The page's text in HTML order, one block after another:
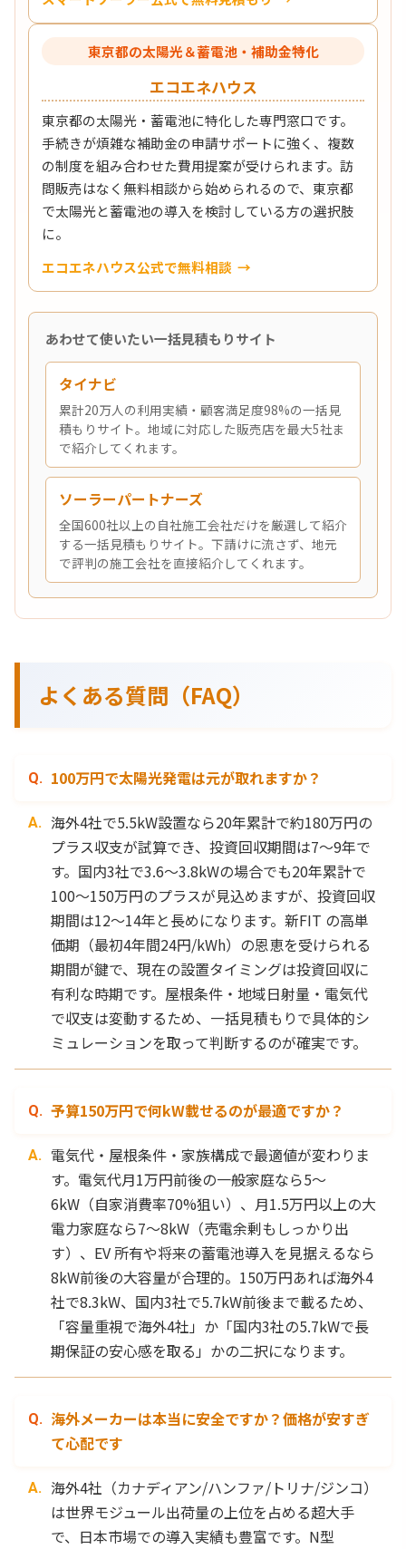
東京都の太陽光＆蓄電池・補助金特化
エコエネハウス
東京都の太陽光・蓄電池に特化した専門窓口です。
手続きが煩雑な補助金の申請サポートに強く、複数
の制度を組み合わせた費用提案が受けられます。訪
問販売はなく無料相談から始められるので、東京都
で太陽光と蓄電池の導入を検討している方の選択肢
に。
エコエネハウス公式で無料相談
あわせて使いたい一括見積もりサイト
タイナビ
累計20万人の利用実績・顧客満足度98%の一括見
積もりサイト。地域に対応した販売店を最大5社ま
で紹介してくれます。
ソーラーパートナーズ
全国600社以上の自社施工会社だけを厳選して紹介
する一括見積もりサイト。下請けに流さず、地元
で評判の施工会社を直接紹介してくれます。
よくある質問（FAQ）
100万円で太陽光発電は元が取れますか？
海外4社で5.5kW設置なら20年累計で約180万円の
プラス収支が試算でき、投資回収期間は7〜9年で
す。国内3社で3.6〜3.8kWの場合でも20年累計で
100〜150万円のプラスが見込めますが、投資回収
期間は12〜14年と長めになります。新FIT の高単
価期（最初4年間24円/kWh）の恩恵を受けられる
期間が鍵で、現在の設置タイミングは投資回収に
有利な時期です。屋根条件・地域日射量・電気代
で収支は変動するため、一括見積もりで具体的シ
ミュレーションを取って判断するのが確実です。
予算150万円で何kW載せるのが最適ですか？
電気代・屋根条件・家族構成で最適値が変わりま
す。電気代月1万円前後の一般家庭なら5〜
6kW（自家消費率70%狙い）、月1.5万円以上の大
電力家庭なら7〜8kW（売電余剰もしっかり出
す）、EV 所有や将来の蓄電池導入を見据えるなら
8kW前後の大容量が合理的。150万円あれば海外4
社で8.3kW、国内3社で5.7kW前後まで載るため、
「容量重視で海外4社」か「国内3社の5.7kWで長
期保証の安心感を取る」かの二択になります。
海外メーカーは本当に安全ですか？価格が安すぎ
て心配です
海外4社（カナディアン/ハンファ/トリナ/ジンコ）
は世界モジュール出荷量の上位を占める超大手
で、日本市場での導入実績も豊富です。N型